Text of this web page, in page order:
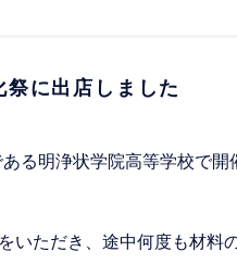
に出店しました
る明浄状学院高等学校で
いただき、途中何度も材料